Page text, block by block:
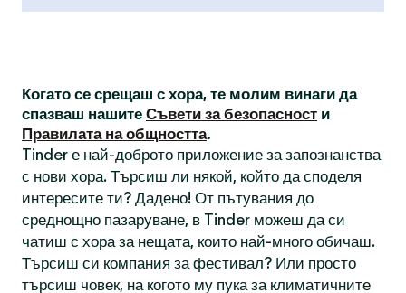
Когато се срещаш с хора, те молим винаги да
спазваш нашите Съвети за безопасност и
Правилата на общността.
Tinder е най-доброто приложение за запознанства
с нови хора. Търсиш ли някой, който да споделя
интересите ти? Дадено! От пътувания до
среднощно пазаруване, в Tinder можеш да си
чатиш с хора за нещата, които най-много обичаш.
Търсиш си компания за фестивал? Или просто
търсиш човек, на когото му пука за климатичните